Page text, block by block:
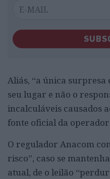
Aliás, “a única
seu lugar e não o
incalculáveis causados
fonte oficial da
O regulador Anacom
risco”, caso se
atual, de o leilão